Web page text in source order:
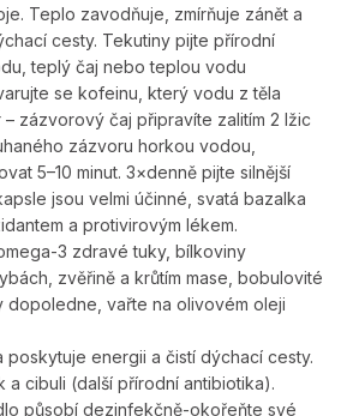
Teplo zavodňuje, zmírňuje zánět a
cesty. Tekutiny pijte přírodní
teplý čaj nebo teplou vodu
se kofeinu, který vodu z těla
zázvorový čaj připravíte zalitím 2 lžic
zázvoru horkou vodou,
5–10 minut. 3×denně pijte silnější
jsou velmi účinné, svatá bazalka
a protivirovým lékem.
3 zdravé tuky, bílkoviny
zvěřině a krůtím mase, bobulovité
dopoledne, vařte na olivovém oleji
poskytuje energii a čistí dýchací cesty.
a cibuli (další přírodní antibiotika).
působí dezinfekčně-okořeňte své